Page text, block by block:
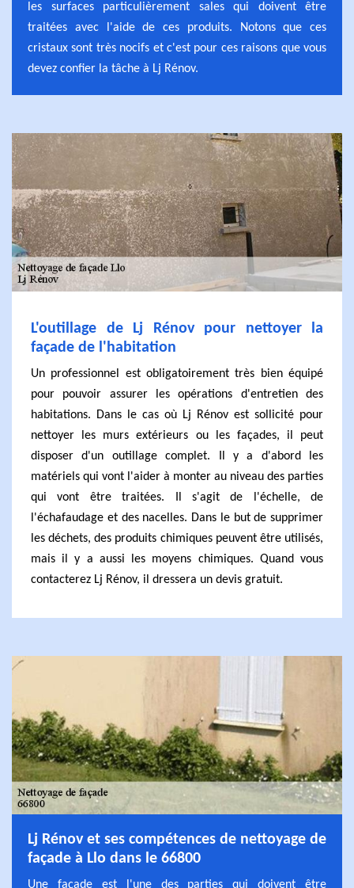
les surfaces particulièrement sales qui doivent être
traitées avec l'aide de ces produits. Notons que ces
cristaux sont très nocifs et c'est pour ces raisons que vous
devez confier la tâche à Lj Rénov.
L'outillage de Lj Rénov pour nettoyer la
façade de l'habitation
Un professionnel est obligatoirement très bien équipé
pour pouvoir assurer les opérations d'entretien des
habitations. Dans le cas où Lj Rénov est sollicité pour
nettoyer les murs extérieurs ou les façades, il peut
disposer d'un outillage complet. Il y a d'abord les
matériels qui vont l'aider à monter au niveau des parties
qui vont être traitées. Il s'agit de l'échelle, de
l'échafaudage et des nacelles. Dans le but de supprimer
les déchets, des produits chimiques peuvent être utilisés,
mais il y a aussi les moyens chimiques. Quand vous
contacterez Lj Rénov, il dressera un devis gratuit.
Lj Rénov et ses compétences de nettoyage de
façade à Llo dans le 66800
Une façade est l'une des parties qui doivent être